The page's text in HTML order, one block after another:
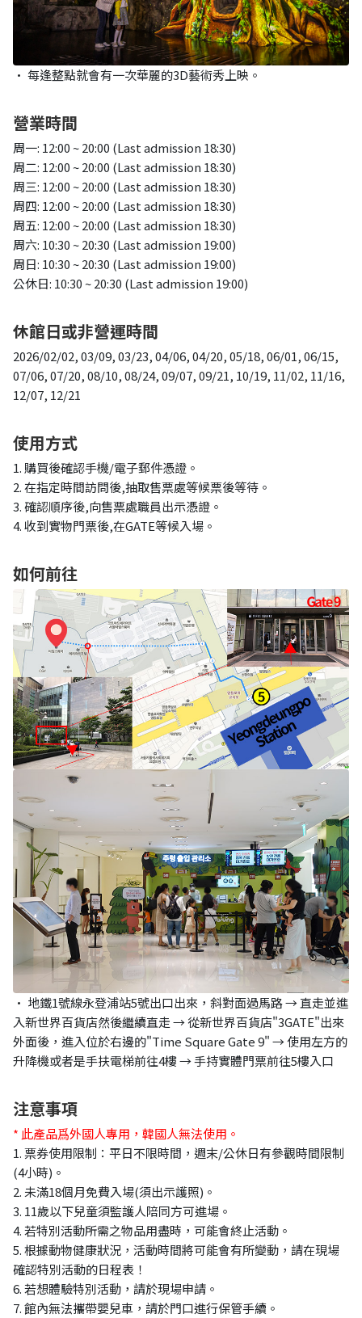
• 每逢整點就會有一次華麗的3D藝術秀上映。
營業時間
周一: 12:00 ~ 20:00 (Last admission 18:30)
周二: 12:00 ~ 20:00 (Last admission 18:30)
周三: 12:00 ~ 20:00 (Last admission 18:30)
周四: 12:00 ~ 20:00 (Last admission 18:30)
周五: 12:00 ~ 20:00 (Last admission 18:30)
周六: 10:30 ~ 20:30 (Last admission 19:00)
周日: 10:30 ~ 20:30 (Last admission 19:00)
公休日: 10:30 ~ 20:30 (Last admission 19:00)
休館日或非營運時間
2026/02/02, 03/09, 03/23, 04/06, 04/20, 05/18, 06/01, 06/15,
07/06, 07/20, 08/10, 08/24, 09/07, 09/21, 10/19, 11/02, 11/16,
12/07, 12/21
使用方式
1. 購買後確認手機/電子郵件憑證。
2. 在指定時間訪問後,抽取售票處等候票後等待。
3. 確認順序後,向售票處職員出示憑證。
4. 收到實物門票後,在GATE等候入場。
如何前往
• 地鐵1號線永登浦站5號出口出來，斜對面過馬路 → 直走並進
入新世界百貨店然後繼續直走 → 從新世界百貨店"3GATE"出來
外面後，進入位於右邊的"Time Square Gate 9" → 使用左方的
升降機或者是手扶電梯前往4樓 → 手持實體門票前往5樓入口
注意事項
* 此產品爲外國人專用，韓國人無法使用。
1. 票券使用限制：平日不限時間，週末/公休日有參觀時間限制
(4小時)。
2. 未滿18個月免費入場(須出示護照)。
3. 11歲以下兒童須監護人陪同方可進場。
4. 若特別活動所需之物品用盡時，可能會終止活動。
5. 根據動物健康狀況，活動時間將可能會有所變動，請在現場
確認特別活動的日程表！
6. 若想體驗特別活動，請於現場申請。
7. 館內無法攜帶嬰兒車，請於門口進行保管手續。